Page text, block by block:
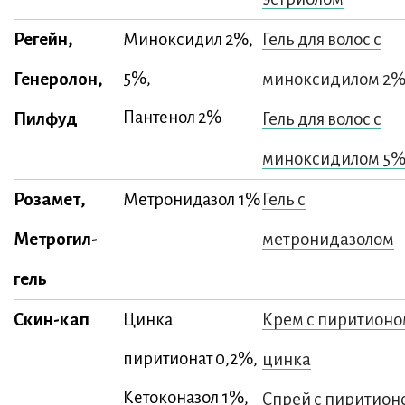
Регейн,
Генеролон,
Пилфуд
Миноксидил 2%,
5%,
Пантенол 2%
Гель для волос с
миноксидилом 2%
Гель для волос с
миноксидилом 5%
Розамет,
Метрогил-
гель
Метронидазол 1% Гель с
метронидазолом
Скин-кап Цинка
пиритионат 0,2%,
Кетоконазол 1%,
Крем с
цинка
Спрей с